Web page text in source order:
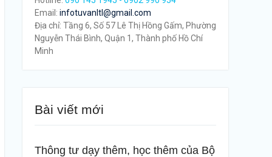
Email: infotuvanltl@gmail.com
Địa chỉ: Tầng 6, Số 57 Lê Thị Hồng Gấm, Phường
Nguyễn Thái Bình, Quận 1, Thành phố Hồ Chí
Minh
Bài viết mới
Thông tư dạy thêm, học thêm của Bộ